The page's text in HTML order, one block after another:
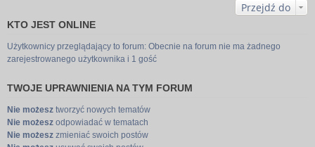
Przejdź do
KTO JEST ONLINE
Użytkownicy przeglądający to forum: Obecnie na forum nie ma żadnego
zarejestrowanego użytkownika i 1 gość
TWOJE UPRAWNIENIA NA TYM FORUM
Nie możesz tworzyć nowych tematów
Nie możesz odpowiadać w tematach
Nie możesz zmieniać swoich postów